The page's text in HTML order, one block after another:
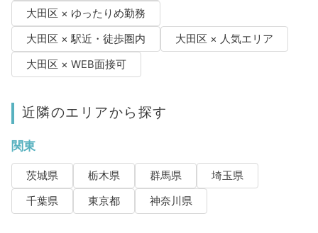
大田区 × ゆったりめ勤務
大田区 × 駅近・徒歩圏内
大田区 × 人気エリア
大田区 × WEB面接可
近隣のエリアから探す
関東
茨城県 栃木県 群馬県
埼玉県
千葉県
東京都 神奈川県